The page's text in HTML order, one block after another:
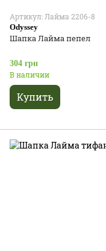
Артикул: Лайма 2206-8
Odyssey
Шапка Лайма пепел
304 грн
В наличии
Купить